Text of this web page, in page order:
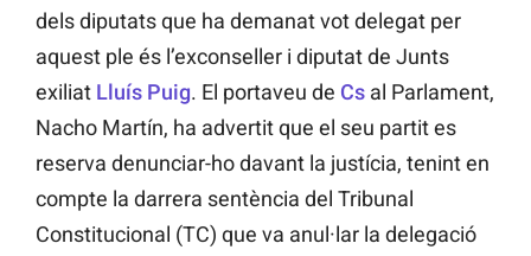
dels diputats que ha demanat vot delegat per
aquest ple és l’exconseller i diputat de Junts
exiliat Lluís Puig. El portaveu de Cs al Parlament,
Nacho Martín, ha advertit que el seu partit es
reserva denunciar-ho davant la justícia, tenint en
compte la darrera sentència del Tribunal
Constitucional (TC) que va anul·lar la delegació